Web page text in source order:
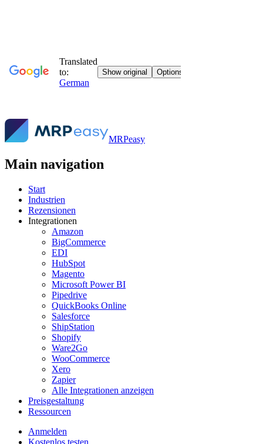
MRPeasy
Main navigation
Start
Industrien
Rezensionen
Integrationen
Amazon
BigCommerce
EDI
HubSpot
Magento
Microsoft Power BI
Pipedrive
QuickBooks Online
Salesforce
ShipStation
Shopify
Ware2Go
WooCommerce
Xero
Zapier
Alle Integrationen anzeigen
Preisgestaltung
Ressourcen
Anmelden
Kostenlos testen